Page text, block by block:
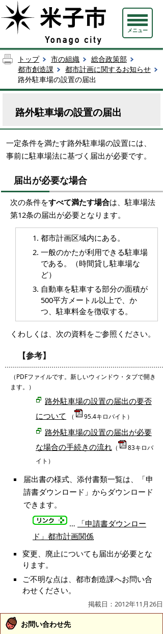
メニュー
トップ 市の組織
総合政策部
都市創造課
都市計画に関するお知らせ
路外駐車場の設置の届出
路外駐車場の設置の届出
一定条件を満たす路外駐車場の設置には、
事前に駐車場法に基づく届出が必要です。
届出が必要な場合
次の条件をすべて満たす場合は、駐車場法
第12条の届出が必要となります。
都市計画区域内にある。
一般のかたが利用できる駐車場
である。（時間貸し駐車場な
ど）
自動車を駐車する部分の面積が
500平方メートル以上で、か
つ、駐車料金を徴収する。
くわしくは、次の資料をご参照ください。
【参考】
（PDFファイルです。新しいウィンドウ・タブで開き
ます。）
路外駐車場の設置の届出の要否
について
（ 95.4キロバイト）
路外駐車場の設置の届出が必要
な場合の手続きの流れ （
83キロバ
イト）
届出書の様式、添付書類一覧は、「申
請書ダウンロード」からダウンロード
できます。
…
「申請書ダウンロー
ド」都市計画関係
変更、廃止についても届出が必要とな
ります。
ご不明な点は、都市創造課へお問い合
わせください。
掲載日：2012年11月26日
お問い合わせ先